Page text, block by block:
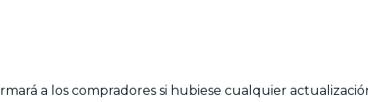
a los compradores si hubiese cualquier